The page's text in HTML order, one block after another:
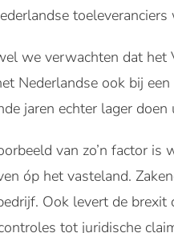
toeleveranciers
we verwachten dat het
Nederlandse ook bij
jaren echter lager
van zo’n factor
óp het vasteland.
Ook levert de brexit
tot juridische